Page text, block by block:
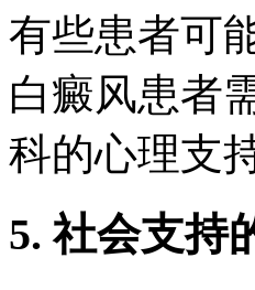
有些患者可
白癜风患者
科的心理支
5. 社会支持